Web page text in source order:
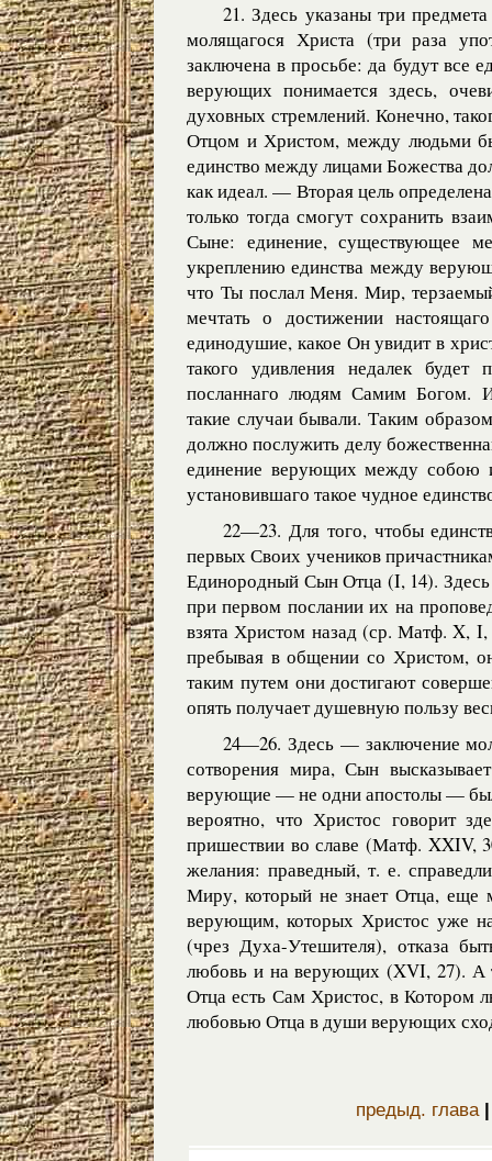
21. Здесь указаны три
молящагося Христа (три раза
заключена в просьбе: да будут все
верующих понимается здесь,
духовных стремлений. Конечно,
Отцом и Христом, между людьми
единство между лицами Божества
как идеал. — Вторая цель
только тогда смогут сохранить
Сыне: единение, существующее
укреплению единства между
что Ты послал Меня. Мир,
мечтать о достижении
единодушие, какое Он увидит в
такого удивления недалек
посланнаго людям Самим Богом.
такие случаи бывали. Таким
должно послужить делу
единение верующих между
установившаго такое чудное
22—23. Для того, чтобы
первых Своих учеников
Единородный Сын Отца (I, 14).
при первом послании их на
взята Христом назад (ср. Матф. X,
пребывая в общении со Христом,
таким путем они достигают
опять получает душевную пользу
24—26. Здесь — заключение
сотворения мира, Сын
верующие — не одни апостолы —
вероятно, что Христос говорит
пришествии во славе (Матф. XXIV,
желания: праведный, т. е.
Миру, который не знает Отца, еще
верующим, которых Христос уже
(чрез Духа-Утешителя), отказа
любовь и на верующих (XVI, 27). А
Отца есть Сам Христос, в Котором
любовью Отца в души верующих
предыд. глава